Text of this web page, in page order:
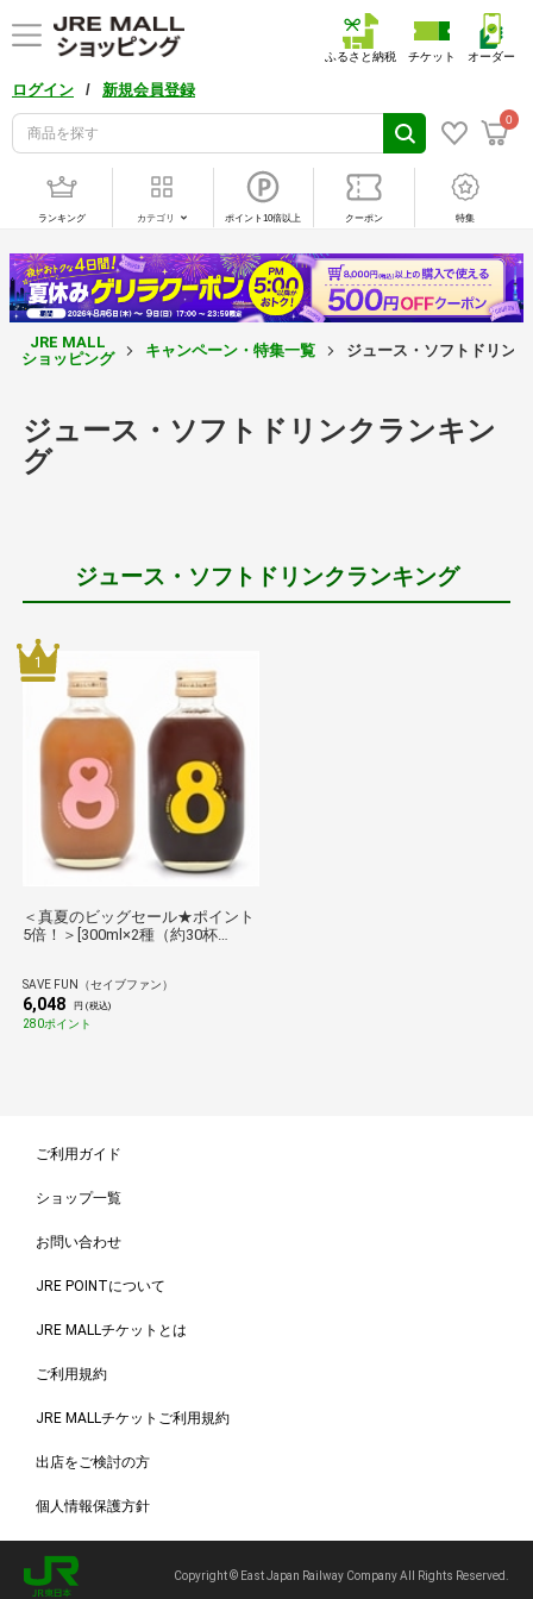
ログイン / 新規会員登録
0
ふるさと納税 チケット オーダー
ランキング カテゴリ ポイント10倍以上 クーポン 特集
JRE MALL
ショッピング
キャンペーン・特集一覧 ジュース・ソフトドリン
ジュース・ソフトドリンクランキン
グ
ジュース・ソフトドリンクランキング
1
＜真夏のビッグセール★ポイント
5倍！＞[300ml×2種（約30杯
エール「恋する爽快感」送料無料
／熨斗対応可 クラフトコーラ 中
元 歳暮
SAVE FUN（セイブファン）
6,048 円 (税込)
280ポイント
ご利用ガイド
ショップ一覧
お問い合わせ
JRE POINTについて
JRE MALLチケットとは
ご利用規約
JRE MALLチケットご利用規約
出店をご検討の方
個人情報保護方針
Copyright © East Japan Railway Company All Rights Reserved.